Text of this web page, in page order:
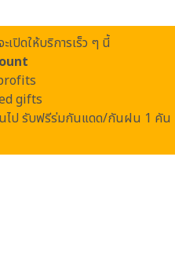
ปิดให้บริการเร็ว ๆ นี้
gifts
นไป รับฟรีร่มกันแดด/กันฝน 1 คัน